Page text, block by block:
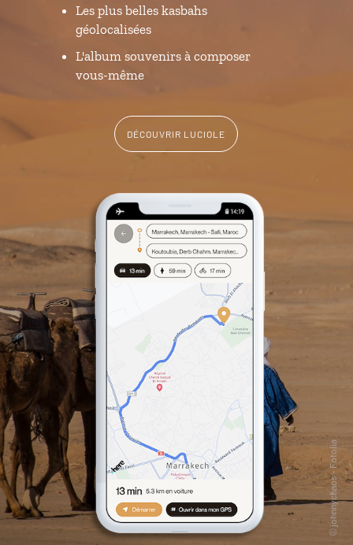
Les plus belles kasbahs
géolocalisées
L'album souvenirs à composer
vous-même
DÉCOUVRIR LUCIOLE